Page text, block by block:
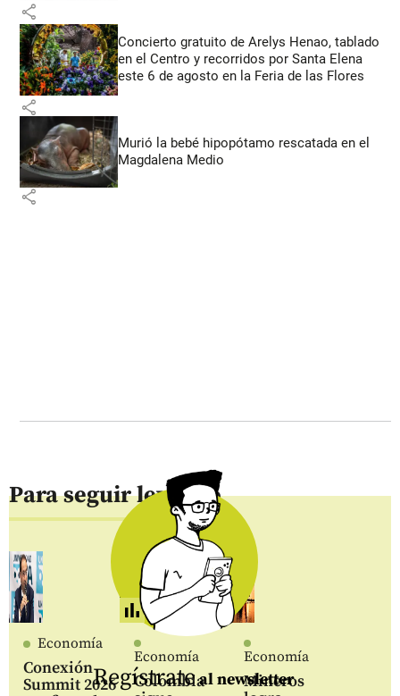
share
Concierto gratuito de Arelys Henao, tablado
en el Centro y recorridos por Santa Elena
este 6 de agosto en la Feria de las Flores
share
Murió la bebé hipopótamo rescatada en el
Magdalena Medio
share
Para seguir leyendo
Economía
Conexión
Summit 2026
Economía
Colombia
Economía
Mineros
Regístrateal newsletter